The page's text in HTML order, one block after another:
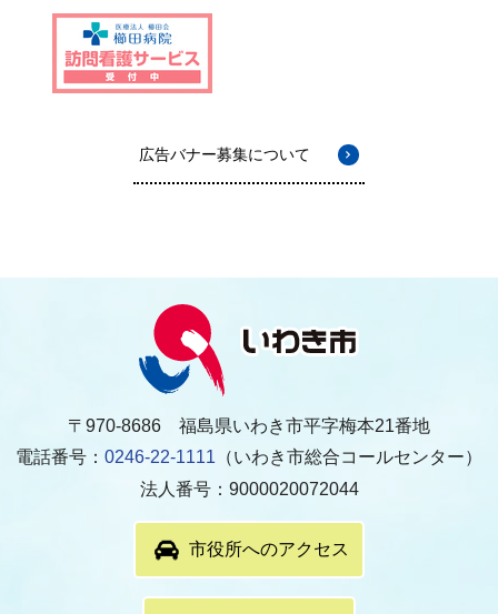
広告バナー募集について
〒970-8686 福島県いわき市平字梅本21番地
電話番号： 0246-22-1111 （いわき市総合コールセンター）
法人番号：9000020072044
市役所へのアクセス